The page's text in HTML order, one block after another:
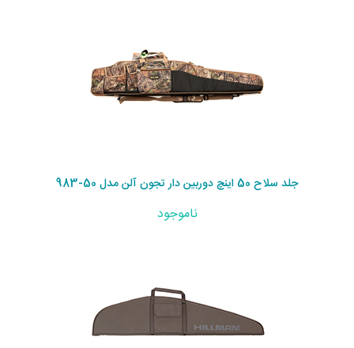
جلد سلاح 50 اینچ دوربین دار تجون آلن مدل 50-983
ناموجود